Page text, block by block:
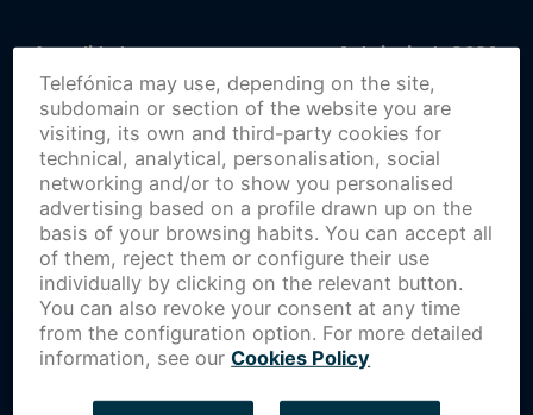
Actualidad 1 de junio de 2021
Telefónica may use, depending on the site,
subdomain or section of the website you are
visiting, its own and third-party cookies for
technical, analytical, personalisation, social
networking and/or to show you personalised
advertising based on a profile drawn up on the
basis of your browsing habits. You can accept all
of them, reject them or configure their use
individually by clicking on the relevant button.
You can also revoke your consent at any time
from the configuration option. For more detailed
information, see our Cookies Policy